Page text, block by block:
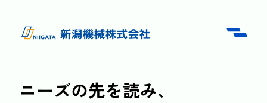
ニーズの先を読み、